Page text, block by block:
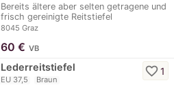
Bereits ältere aber selten getragene und
frisch gereinigte Reitstiefel
8045 Graz
60 € VB
Lederreitstiefel
EU 37,5 Braun
favorite_border1